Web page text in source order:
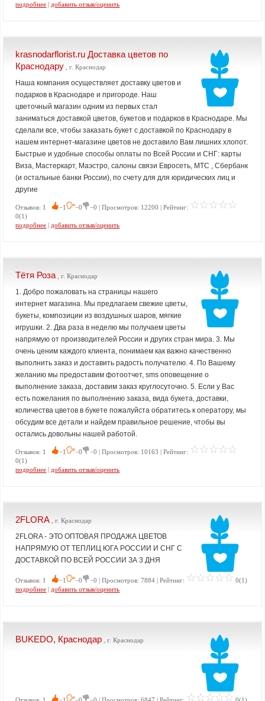
подробнее | добавить отзыв/оценить
krasnodarflorist.ru Доставка цветов по
Краснодару , г. Краснодар
Наша компания осуществляет доставку цветов и
подарков в Краснодаре и пригороде. Наш
цветочный магазин одним из первых стал
заниматься доставкой цветов, букетов и подарков в Краснодаре. Мы
сделали все, чтобы заказать букет с доставкой по Краснодару в
нашем интернет-магазине цветов не доставило Вам лишних хлопот.
Быстрые и удобные способы оплаты по Всей России и СНГ: карты
Виза, Мастеркарт, Маэстро, салоны связи Евросеть, МТС , Сбербанк
(и остальные банки России), по счету для для юридических лиц и
другие
Отзывов: 1 −1 −0
−0 | Просмотров: 12200 | Рейтинг:
0(1)
подробнее | добавить отзыв/оценить
Тётя Роза , г. Краснодар
1. Добро пожаловать на страницы нашего
интернет магазина. Мы предлагаем свежие цветы,
букеты, композиции из воздушных шаров, мягкие
игрушки. 2. Два раза в неделю мы получаем цветы
напрямую от производителей России и других стран мира. 3. Мы
очень ценим каждого клиента, понимаем как важно качественно
выполнить заказ и доставить радость получателю. 4. По Вашему
желанию мы предоставим фотоотчет, sms оповещение о
выполнение заказа, доставим заказ круглосуточно. 5. Если у Вас
есть пожелания по выполнению заказа, вида букета, доставки,
количества цветов в букете пожалуйста обратитесь к оператору, мы
обсудим все детали и найдем правильное решение, чтобы вы
остались довольны нашей работой.
Отзывов: 1 −1 −0
−0 | Просмотров: 10163 | Рейтинг:
0(1)
подробнее | добавить отзыв/оценить
2FLORA , г. Краснодар
2FLORA - ЭТО ОПТОВАЯ ПРОДАЖА ЦВЕТОВ
НАПРЯМУЮ ОТ ТЕПЛИЦ ЮГА РОССИИ И СНГ С
ДОСТАВКОЙ ПО ВСЕЙ РОССИИ ЗА 3 ДНЯ
Отзывов: 1 −1 −0 −0 | Просмотров: 7884 | Рейтинг:
0(1)
подробнее | добавить отзыв/оценить
BUKEDO, Краснодар , г. Краснодар